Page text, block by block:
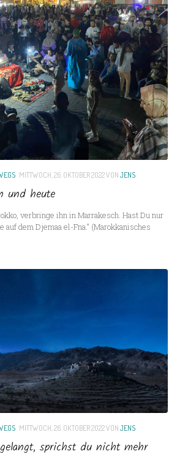
MITTWOCH, 26. OKTOBER 2022VONJENS
und heute
verbringe ihn in Marrakesch. Hast Du nur
dem Djemaa el-Fna.“ (Marokkanisches
MITTWOCH, 26. OKTOBER 2022VONJENS
sprichst du nicht mehr